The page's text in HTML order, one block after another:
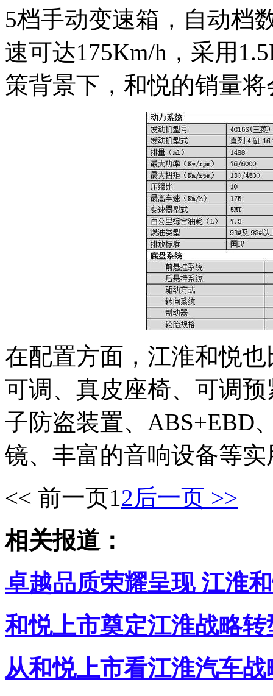
5档手动变速箱，自动档
速可达175Km/h，采用
策背景下，和悦的销量
在配置方面，江淮和悦
可调、真皮座椅、可调
子防盗装置、ABS+EBD
镜、丰富的音响设备等
<< 前一页12后一页 >>
相关报道：
卓越品质荣耀呈现 江淮
和悦上市奠定江淮战略转
从和悦上市看江淮汽车